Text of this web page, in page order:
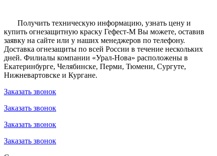
Получить техническую информацию, узнать цену и
купить огнезащитную краску Гефест-М Вы можете, оставив
заявку на сайте или у наших менеджеров по телефону.
Доставка огнезащиты по всей России в течение нескольких
дней. Филиалы компании «Урал-Нова» расположены в
Екатеринбурге, Челябинске, Перми, Тюмени, Сургуте,
Нижневартовске и Кургане.
Заказать звонок
Заказать звонок
Заказать звонок
Заказать звонок